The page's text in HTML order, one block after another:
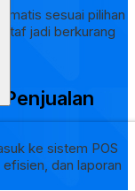
sesuai pilihan
jadi berkurang
ke sistem POS
dan laporan